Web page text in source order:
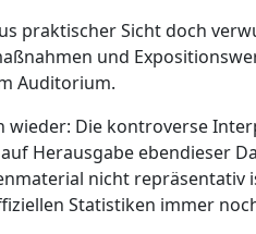
praktischer Sicht doch
und
Auditorium.
wieder: Die kontroverse
Herausgabe ebendieser
nicht
Statistiken immer